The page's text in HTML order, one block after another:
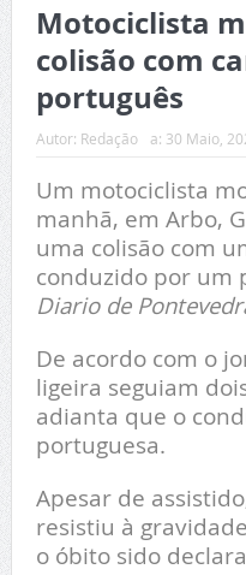
Motociclista
colisão com
português
Autor: Redação a: 30 Maio,
Um motociclista
manhã, em Arbo,
uma colisão com
conduzido por um
Diario de
De acordo com o
ligeira seguiam
adianta que o
portuguesa.
Apesar de
resistiu à
o óbito sido